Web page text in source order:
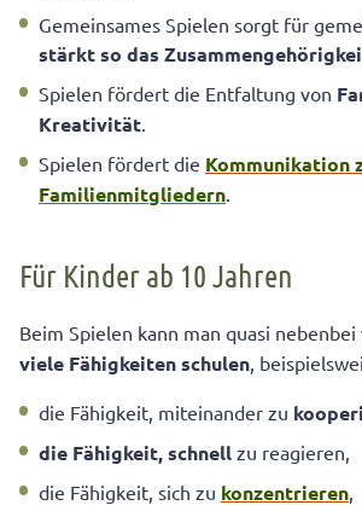
Gemeinsames Spielen sorgt für
stärkt so das
Spielen fördert die Entfaltung von
Kreativität.
Spielen fördert die Kommunikation
Familienmitgliedern.
Für Kinder ab 10 Jahren
Beim Spielen kann man quasi nebenbei
viele Fähigkeiten schulen,
die Fähigkeit, miteinander zu
die Fähigkeit, schnell zu reagieren,
die Fähigkeit, sich zu konzentrieren,